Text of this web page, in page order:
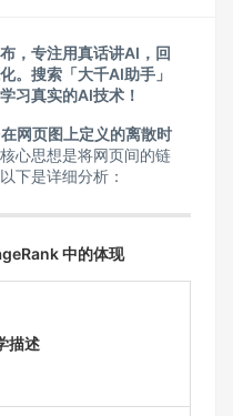
，专注用真话讲AI，回
。搜索「大千AI助手」
习真实的AI技术！
在网页图上定义的离散时
核心思想是将网页间的链
下是详细分析：
中的体现
描述